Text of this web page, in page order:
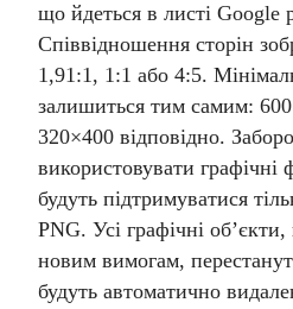
що йдеться в листі Google
Співвідношення сторін
1,91:1, 1:1 або 4:5.
залишиться тим самим:
320×400 відповідно.
використовувати
будуть підтримуватися
PNG. Усі графічні
новим вимогам,
будуть автоматично